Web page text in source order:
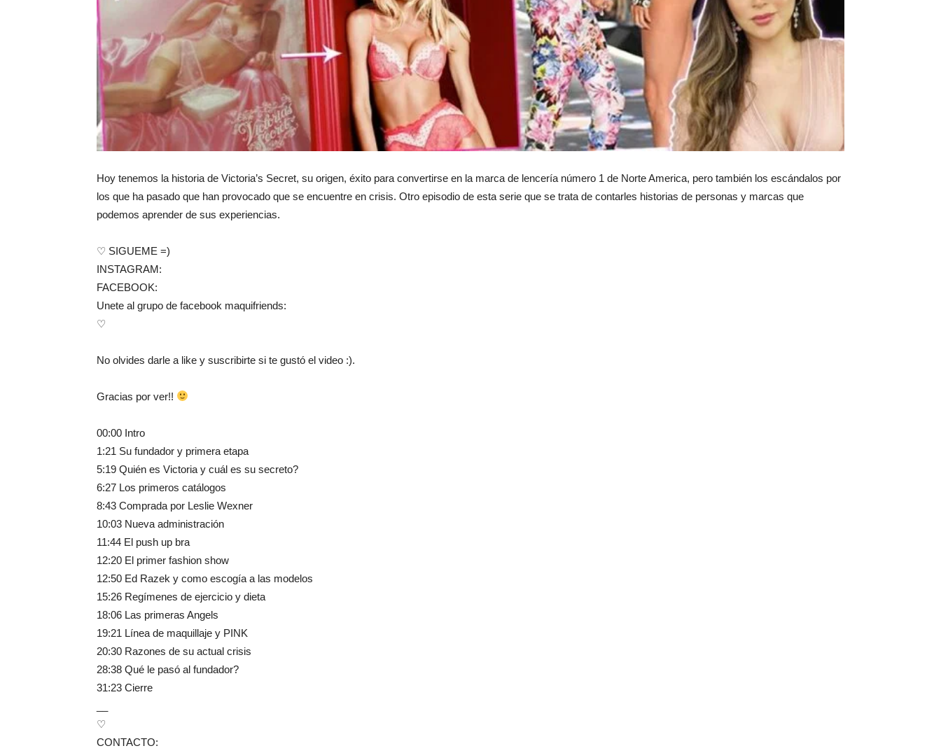
Hoy tenemos la historia de Victoria’s Secret, su origen, éxito para convertirse en la marca de lencería número 1 de Norte America, pero también los escándalos por
los que ha pasado que han provocado que se encuentre en crisis. Otro episodio de esta serie que se trata de contarles historias de personas y marcas que
podemos aprender de sus experiencias.
♡ SIGUEME =)
INSTAGRAM:
FACEBOOK:
Unete al grupo de facebook maquifriends:
♡
No olvides darle a like y suscribirte si te gustó el video :).
Gracias por ver!!
00:00 Intro
1:21 Su fundador y primera etapa
5:19 Quién es Victoria y cuál es su secreto?
6:27 Los primeros catálogos
8:43 Comprada por Leslie Wexner
10:03 Nueva administración
11:44 El push up bra
12:20 El primer fashion show
12:50 Ed Razek y como escogía a las modelos
15:26 Regímenes de ejercicio y dieta
18:06 Las primeras Angels
19:21 Línea de maquillaje y PINK
20:30 Razones de su actual crisis
28:38 Qué le pasó al fundador?
31:23 Cierre
♡
CONTACTO: